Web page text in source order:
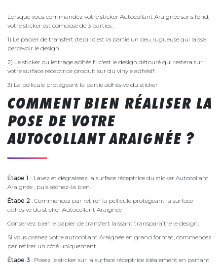
Lorsque vous commandez votre sticker Autocollant Araignée sans fond,
votre sticker est composé de 3 parties :
1) Le papier de transfert (tep) : c'est la partie un peu rugueuse qui laisse
percevoir le design
2) Le sticker ou lettrage adhésif : c'est le design détouré qui restera sur
votre surface réceptrice produit sur du vinyle adhésif.
3) La pellicule protégeant la partie adhésive du sticker
COMMENT BIEN RÉALISER LA
POSE DE VOTRE
AUTOCOLLANT ARAIGNÉE ?
Étape 1 : Lavez et dégraissez la surface réceptrice du sticker Autocollant
Araignée , puis séchez-la bien.
Étape 2 : Commencez par retirer la pellicule protégeant la surface
adhésive du sticker Autocollant Araignée
Conservez bien le papier de transfert laissant transparaître le design.
Si vous prenez votre autocollant Araignée en grand format, commencez
par retirer un côté uniquement.
Étape 3 : Posez le sticker sur la surface réceptrice idéalement en partant